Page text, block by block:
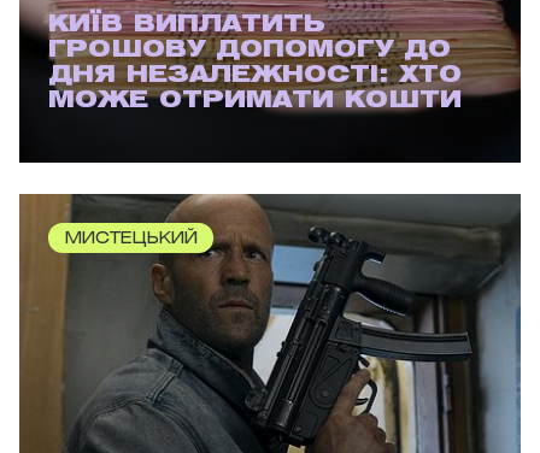
КИЇВ ВИПЛАТИТЬ
ГРОШОВУ ДОПОМОГУ ДО
ДНЯ НЕЗАЛЕЖНОСТІ: ХТО
МОЖЕ ОТРИМАТИ КОШТИ
МИСТЕЦЬКИЙ